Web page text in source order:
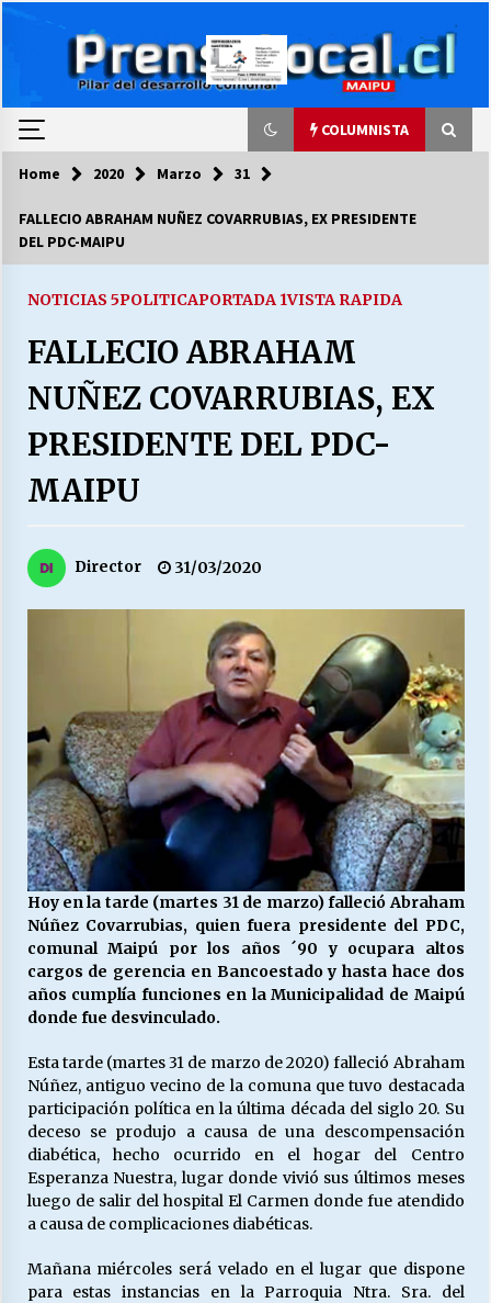
COLUMNISTA
COLUMNISTA
03/08/2026
LA DC POR SIEMPRE.RECORDANDO 69 AÑOS DE
28/07/2026
“ORGULLOSOS DE SER DC” SALUDA EL
LABORAL:
Escuela hospitalaria El Carmen de Maipu.
25/06/2026
¿Qué habrían dicho?
23/06/2026
VOLVER A SER ALTERNATIVA
MUNICIPALIDADES, HONORARIOS, DESPIDOS
28/05/2026
Releyendo la Rerum Novarum a 135 años. “La
cuestión social hoy”.
16/05/2026
S.O.S. a los ricos, Save Our Souls (Salvar
Nuestras Almas)
30/04/2026
18/04/2026
Home 2020 Marzo 31
FALLECIO ABRAHAM NUÑEZ COVARRUBIAS, EX PRESIDENTE
DEL PDC-MAIPU
NOTICIAS 5POLITICAPORTADA 1VISTA RAPIDA
FALLECIO ABRAHAM
NUÑEZ COVARRUBIAS, EX
PRESIDENTE DEL PDC-
MAIPU
Director 31/03/2020
Hoy en la tarde (martes 31 de marzo) falleció Abraham
Núñez Covarrubias, quien fuera presidente del PDC,
comunal Maipú por los años ´90 y ocupara altos
cargos de gerencia en Bancoestado y hasta hace dos
años cumplía funciones en la Municipalidad de Maipú
donde fue desvinculado.
Esta tarde (martes 31 de marzo de 2020) falleció Abraham
Núñez, antiguo vecino de la comuna que tuvo destacada
participación política en la última década del siglo 20. Su
deceso se produjo a causa de una descompensación
diabética, hecho ocurrido en el hogar del Centro
Esperanza Nuestra, lugar donde vivió sus últimos meses
luego de salir del hospital El Carmen donde fue atendido
a causa de complicaciones diabéticas.
Mañana miércoles será velado en el lugar que dispone
para estas instancias en la Parroquia Ntra. Sra. del